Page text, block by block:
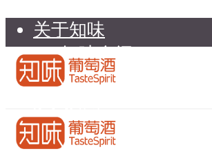
关于知味
知味介绍
知味专家顾问委员会
联系我们
知味荐酒